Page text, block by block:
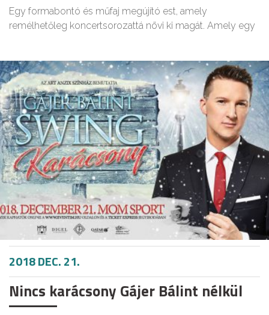
Egy formabontó és műfaj megújító est, amely
remélhetőleg koncertsorozattá növi ki magát. Amely egy
2018 DEC. 21.
Nincs karácsony Gájer Bálint nélkül